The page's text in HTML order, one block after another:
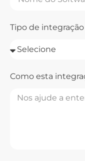
Tipo de integração
Como esta